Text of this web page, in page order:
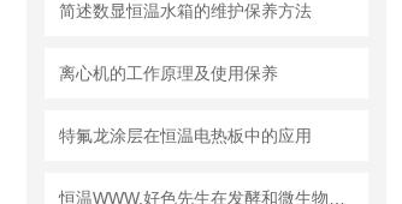
简述数显恒温水箱的维护保养方法
离心机的工作原理及使用保养
特氟龙涂层在恒温电热板中的应用